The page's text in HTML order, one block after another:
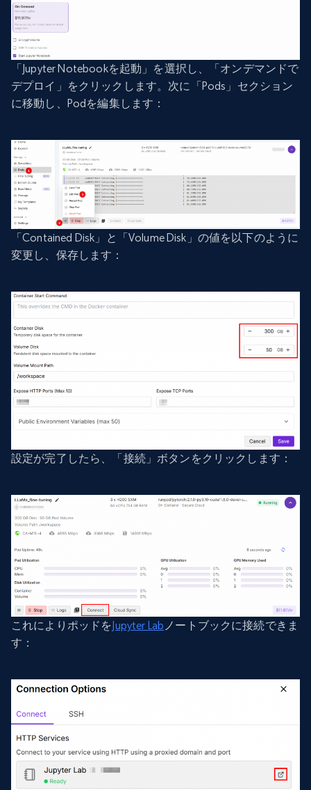
「Jupyter Notebookを起動」を選択し、「オンデマンドで
デプロイ」をクリックします。次に「Pods」セクション
に移動し、Podを編集します：
「Contained Disk」と「Volume Disk」の値を以下のように
変更し、保存します：
設定が完了したら、「接続」ボタンをクリックします：
これによりポッドをJupyter Lab ノートブックに接続できま
す：